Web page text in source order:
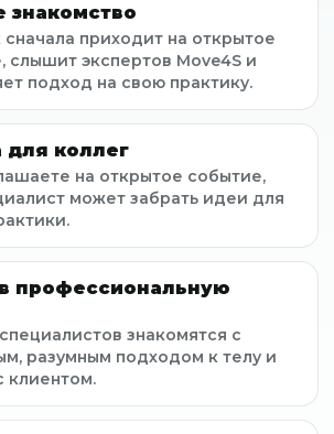
знакомство
приходит на открытое
слышит экспертов Move4S и
подход на свою практику.
для коллег
на открытое событие,
может забрать идеи для
профессиональную
знакомятся с
разумным подходом к телу и
клиентом.